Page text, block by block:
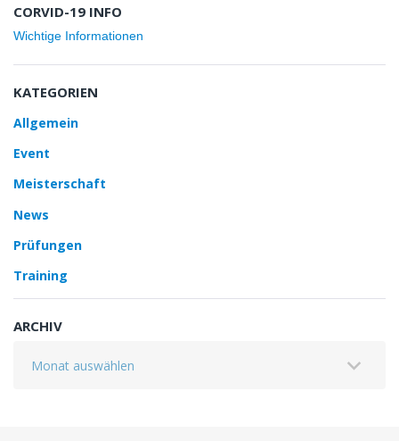
CORVID-19 INFO
Wichtige Informationen
KATEGORIEN
Allgemein
Event
Meisterschaft
News
Prüfungen
Training
ARCHIV